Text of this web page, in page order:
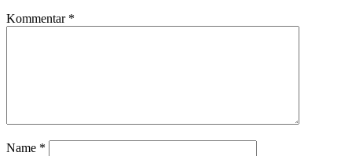
Kommentar *
Name *